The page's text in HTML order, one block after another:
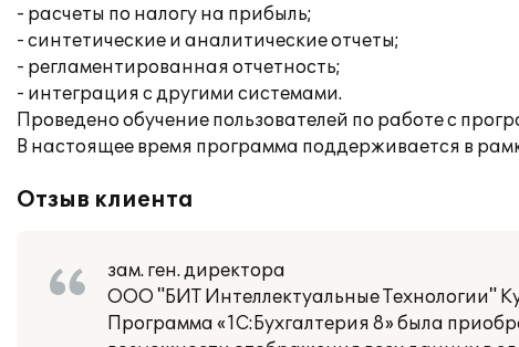
- расчеты по налогу на прибыль;
- синтетические и аналитические отчеты;
- регламентированная отчетность;
- интеграция с другими системами.
Проведено обучение пользователей по работе с
В настоящее время программа поддерживается в
Отзыв клиента
зам. ген. директора
ООО "БИТ Интеллектуальные Технологии"
Программа «1С:Бухгалтерия 8» была